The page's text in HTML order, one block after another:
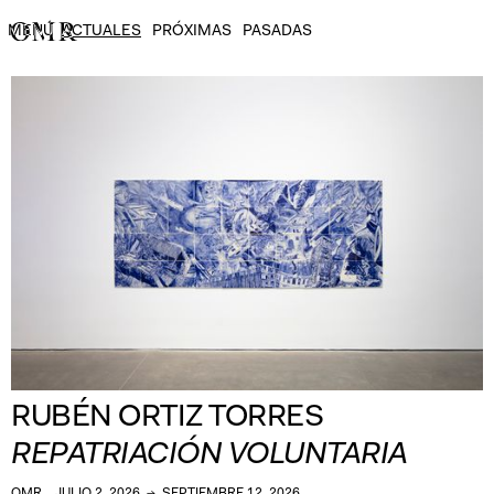
MENÚ ACTUALES PRÓXIMAS PASADAS
RUBÉN ORTIZ TORRES
REPATRIACIÓN VOLUNTARIA